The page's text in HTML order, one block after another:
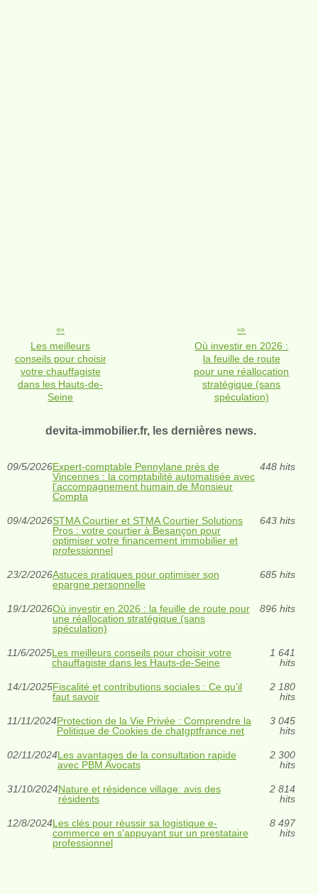
Les meilleurs
conseils pour choisir
votre chauffagiste
dans les Hauts-de-
Seine
Où investir en 2026 :
la feuille de route
pour une réallocation
stratégique (sans
spéculation)
devita-immobilier.fr, les dernières news.
09/5/2026Expert-comptable Pennylane près de
Vincennes : la comptabilité automatisée avec
l’accompagnement humain de Monsieur
Compta
448 hits
09/4/2026STMA Courtier et STMA Courtier Solutions
Pros : votre courtier à Besançon pour
optimiser votre financement immobilier et
professionnel
643 hits
23/2/2026Astuces pratiques pour optimiser son
epargne personnelle
685 hits
19/1/2026Où investir en 2026 : la feuille de route pour
une réallocation stratégique (sans
spéculation)
896 hits
11/6/2025Les meilleurs conseils pour choisir votre
chauffagiste dans les Hauts-de-Seine
1 641
hits
14/1/2025Fiscalité et contributions sociales : Ce qu'il
faut savoir
2 180
hits
11/11/2024Protection de la Vie Privée : Comprendre la
Politique de Cookies de chatgptfrance.net
3 045
hits
02/11/2024Les avantages de la consultation rapide
avec PBM Avocats
2 300
hits
31/10/2024Nature et résidence village: avis des
résidents
2 814
hits
12/8/2024Les clés pour réussir sa logistique e-
commerce en s'appuyant sur un prestataire
professionnel
8 497
hits